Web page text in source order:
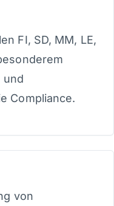
FI, SD, MM, LE,
und
Compliance.
von